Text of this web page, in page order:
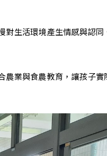
生活環境產生情感與認
業與食農教育，讓孩子